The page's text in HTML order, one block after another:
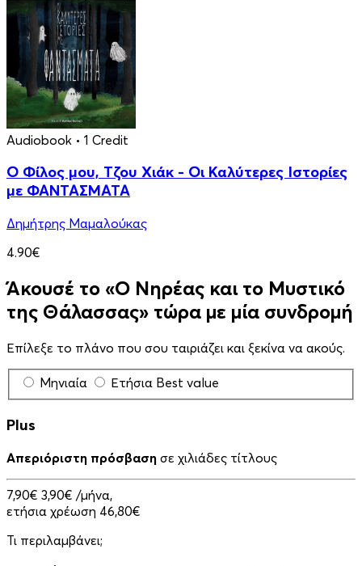
Audiobook • 1 Credit
Ο Φίλος μου, Τζου Χιάκ - Οι Καλύτερες Ιστορίες
με ΦΑΝΤΑΣΜΑΤΑ
Δημήτρης Μαμαλούκας
4.90€
Άκουσέ το «Ο Νηρέας και το Μυστικό
της Θάλασσας» τώρα με μία συνδρομή
Επίλεξε το πλάνο που σου ταιριάζει και ξεκίνα να ακούς.
Μηνιαία Ετήσια Best value
Plus
Απεριόριστη πρόσβαση σε χιλιάδες τίτλους
7,90€ 3,90€ /μήνα,
ετήσια χρέωση 46,80€
Τι περιλαμβάνει;